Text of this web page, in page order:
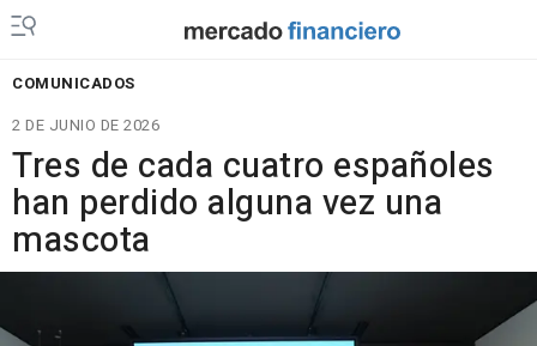
COMUNICADOS
2 DE JUNIO DE 2026
Tres de cada cuatro españoles
han perdido alguna vez una
mascota